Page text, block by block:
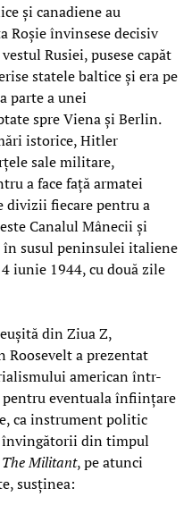
și canadiene au
Roșie învinsese decisiv
Rusiei, pusese capăt
statele baltice și era pe
parte a unei
spre Viena și Berlin.
istorice, Hitler
sale militare,
a face față armatei
divizii fiecare pentru a
Canalul Mânecii și
în susul peninsulei italiene
iunie 1944, cu două zile
din Ziua Z,
Roosevelt a prezentat
american într-
pentru eventuala înființare
ca instrument politic
din timpul
The Militant, pe atunci
susținea: